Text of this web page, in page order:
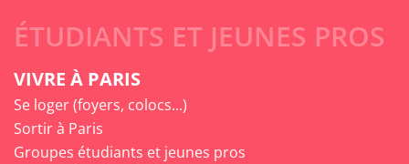
ÉTUDIANTS ET JEUNES PROS
VIVRE À PARIS
Se loger (foyers, colocs...)
Sortir à Paris
Groupes étudiants et jeunes pros